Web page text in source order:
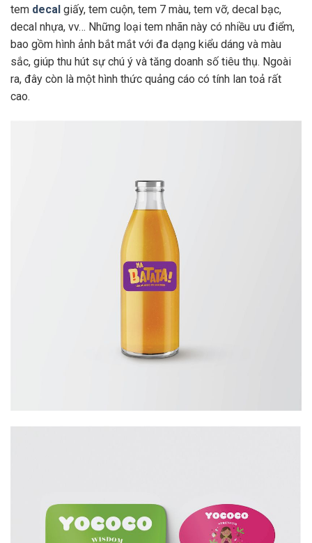
tem decal giấy, tem cuộn, tem 7 màu, tem vỡ, decal bạc,
decal nhựa, vv… Những loại tem nhãn này có nhiều ưu điểm,
bao gồm hình ảnh bắt mắt với đa dạng kiểu dáng và màu
sắc, giúp thu hút sự chú ý và tăng doanh số tiêu thụ. Ngoài
ra, đây còn là một hình thức quảng cáo có tính lan toả rất
cao.